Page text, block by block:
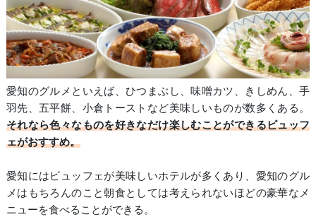
愛知のグルメといえば、ひつまぶし、味噌カツ、きしめん、手
羽先、五平餅、小倉トーストなど美味しいものが数多くある。
それなら色々なものを好きなだけ楽しむことができるビュッフ
ェがおすすめ。
愛知にはビュッフェが美味しいホテルが多くあり、愛知のグル
メはもちろんのこと朝食としては考えられないほどの豪華なメ
ニューを食べることができる。